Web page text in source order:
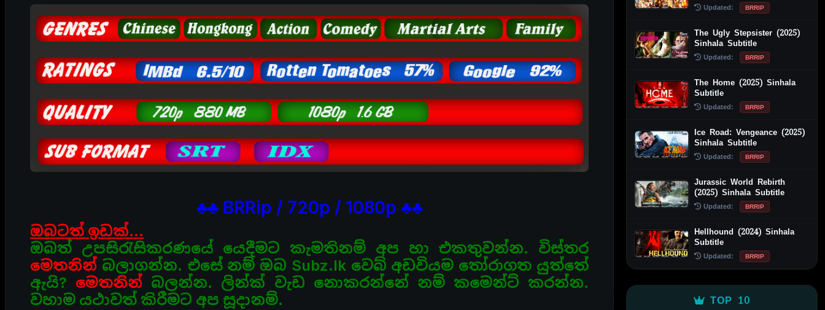
♣♣ BRRip / 720p / 1080p ♣♣
ඔබටත් ඉඩක්…
ඔබත් උපසිරැසිකරණයේ යෙදීමට කැමතිනම් අප හා එකතුවන්න. විස්තර
මෙතනින් බලාගන්න. එසේ නම් ඔබ Subz.lk වෙබ් අඩවියම තෝරාගත යුත්තේ
ඇයි? මෙතනින් බලන්න. ලින්ක් වැඩ නොකරන්නේ නම් කමෙන්ට් කරන්න.
වහාම යථාවත් කිරීමට අප සූදානම්.
Updated: BRRIP
The Ugly Stepsister (2025)
Sinhala Subtitle
Updated: BRRIP
The Home (2025) Sinhala
Subtitle
Updated: BRRIP
Ice Road: Vengeance (2025)
Sinhala Subtitle
Updated: BRRIP
Jurassic World Rebirth
(2025) Sinhala Subtitle
Updated: BRRIP
Hellhound (2024) Sinhala
Subtitle
Updated: BRRIP
TOP 10